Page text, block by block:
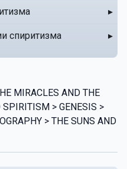
▸
спиритизма ▸
MIRACLES AND THE
SPIRITISM > GENESIS >
> THE SUNS AND